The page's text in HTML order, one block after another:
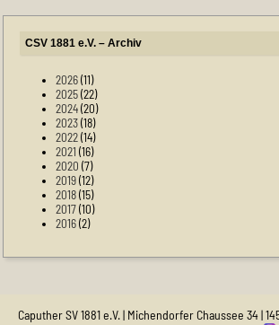
CSV 1881 e.V. – Archiv
2026(11)
2025(22)
2024(20)
2023(18)
2022(14)
2021 (16)
2020 (7)
2019(12)
2018(15)
2017(10)
2016(2)
Caputher SV 1881 e.V. | Michendorfer Chaussee 34 |